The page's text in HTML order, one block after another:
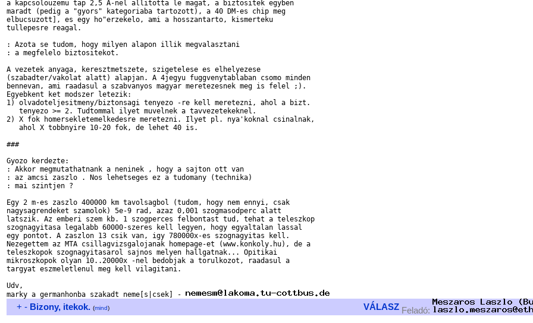
a kapcsolouzemu tap 2,5 A-nel allitotta le magat, a biztositek egyben
maradt (pedig a "gyors" kategoriaba tartozott), a 40 DM-es chip meg
elbucsuzott], es egy ho"erzekelo, ami a hosszantarto, kismerteku
tullepesre reagal.
: Azota se tudom, hogy milyen alapon illik megvalasztani
: a megfelelo biztositekot.
A vezetek anyaga, keresztmetszete, szigetelese es elhelyezese
(szabadter/vakolat alatt) alapjan. A 4jegyu fuggvenytablaban csomo minden
bennevan, ami raadasul a szabvanyos magyar meretezesnek meg is felel ;).
Egyebkent ket modszer letezik:
1) olvadoteljesitmeny/biztonsagi tenyezo -re kell meretezni, ahol a bizt.
   tenyezo >= 2. Tudtommal ilyet muvelnek a tavvezetekeknel.
2) X fok homersekletemelkedesre meretezni. Ilyet pl. nya'koknal csinalnak,
   ahol X tobbnyire 10-20 fok, de lehet 40 is.
###
Gyozo kerdezte:
: Akkor megmutathatnank a neninek , hogy a sajton ott van
: az amcsi zaszlo . Nos lehetseges ez a tudomany (technika)
: mai szintjen ?
Egy 2 m-es zaszlo 400000 km tavolsagbol (tudom, hogy nem ennyi, csak
nagysagrendeket szamolok) 5e-9 rad, azaz 0,001 szogmasodperc alatt
latszik. Az emberi szem kb. 1 szogperces felbontast tud, tehat a teleszkop
szognagyitasa legalabb 60000-szeres kell legyen, hogy egyaltalan lassal
egy pontot. A zaszlon 13 csik van, igy 780000x-es szognagyitas kell.
Nezegettem az MTA csillagvizsgalojanak homepage-et (www.konkoly.hu), de a
teleszkopok szognagyitasarol sajnos melyen hallgatnak... Opitikai
mikroszkopok olyan 10..20000x -nel bedobjak a torulkozot, raadasul a
targyat eszmeletlenul meg kell vilagitani.
Udv,
marky a germanhonba szakadt neme[s|csek] -
+ - Bizony, itekok. (mind) VÁLASZ Feladó: